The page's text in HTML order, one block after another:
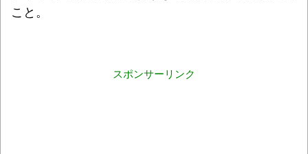
こと。
スポンサーリンク